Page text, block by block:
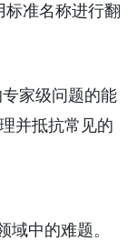
标准名称进行翻
家级问题的能
并抵抗常见的
域中的难题。